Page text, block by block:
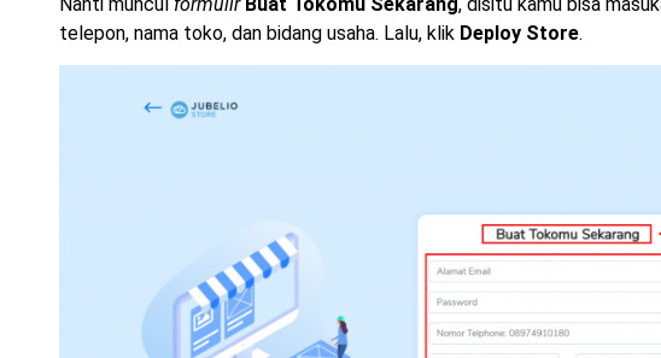
telepon, nama toko, dan bidang usaha. Lalu, klik Deploy Store.